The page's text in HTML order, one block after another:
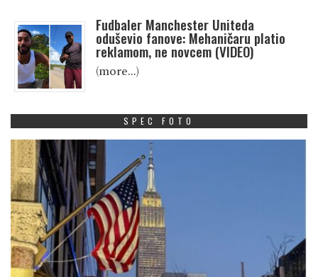
Fudbaler Manchester Uniteda
oduševio fanove: Mehaničaru platio
reklamom, ne novcem (VIDEO)
(more…)
SPEC FOTO